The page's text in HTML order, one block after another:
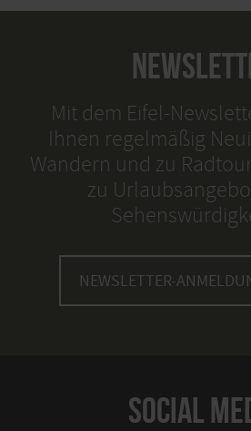
Mit dem Eifel-
Ihnen regelmäßig
Wandern und zu
zu
NEWSLETTER-
SOCIAL